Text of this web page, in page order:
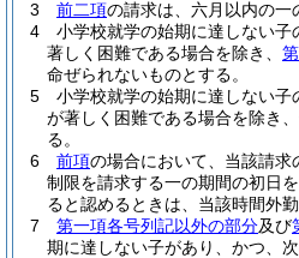
3
前二項の請求は、六月以内の一
4
小学校就学の始期に達しない
著しく困難である場合を除き、
命ぜられないものとする。
5
小学校就学の始期に達しない
が著しく困難である場合を除き
る。
6
前項の場合において、当該請求
制限を請求する一の期間の初日
ると認めるときは、当該時間外
7
第一項各号列記以外の部分及び
期に達しない子があり、かつ、